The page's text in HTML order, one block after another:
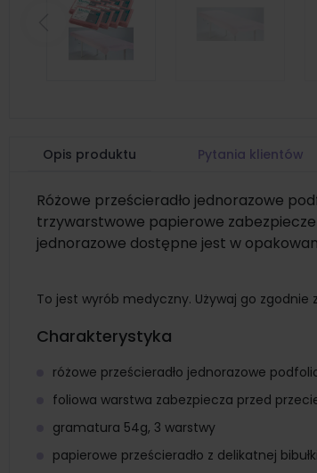
Poprzedni
Opis produktu Pytania klientów
Różowe prześcieradło jednorazowe
trzywarstwowe papierowe
jednorazowe dostępne jest w
To jest wyrób medyczny. Używaj go
Charakterystyka
różowe prześcieradło jednorazowe
foliowa warstwa zabezpiecza przed
gramatura 54g, 3 warstwy
papierowe prześcieradło z delikatnej